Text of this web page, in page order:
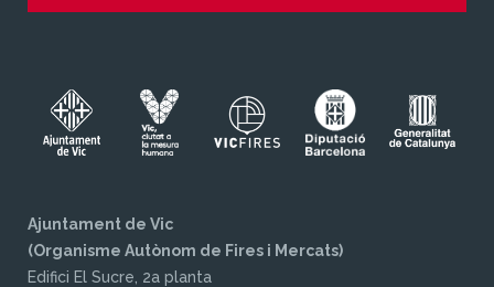
Ajuntament de Vic
(Organisme Autònom de Fires i Mercats)
Edifici El Sucre, 2a planta